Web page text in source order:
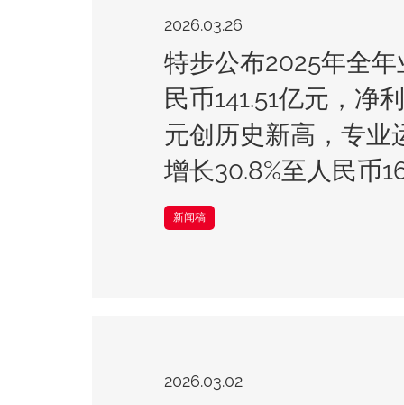
2026.03.26
特步公布2025年全
民币141.51亿元，净
元创历史新高，专业
增长30.8%至人民币
新闻稿
2026.03.02